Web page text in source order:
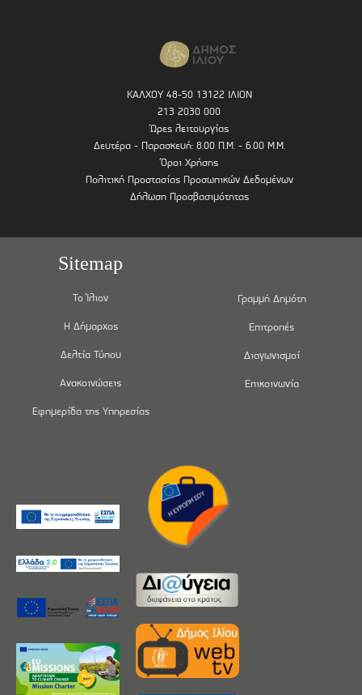
ΚΑΛΧΟΥ 48-50 13122 ΙΛΙΟΝ
213 2030 000
Ώρες λειτουργίας
Δευτέρα - Παρασκευή: 8.00 Π.Μ. - 6.00 Μ.Μ.
Όροι Χρήσης
Πολιτική Προστασίας Προσωπικών Δεδομένων
Δήλωση Προσβασιμότητας
Sitemap
Το Ίλιον
Η Δήμαρχος
Δελτία Τύπου
Ανακοινώσεις
Εφημερίδα της Υπηρεσίας
Γραμμή Δημότη
Επιτροπές
Διαγωνισμοί
Επικοινωνία